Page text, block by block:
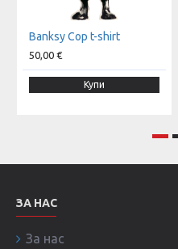
Banksy Cop t-shirt
50,00 €
Купи
ЗА НАС
За нас